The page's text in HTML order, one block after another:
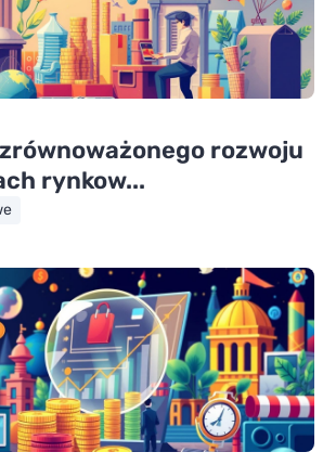
rozwoju
rynkow...